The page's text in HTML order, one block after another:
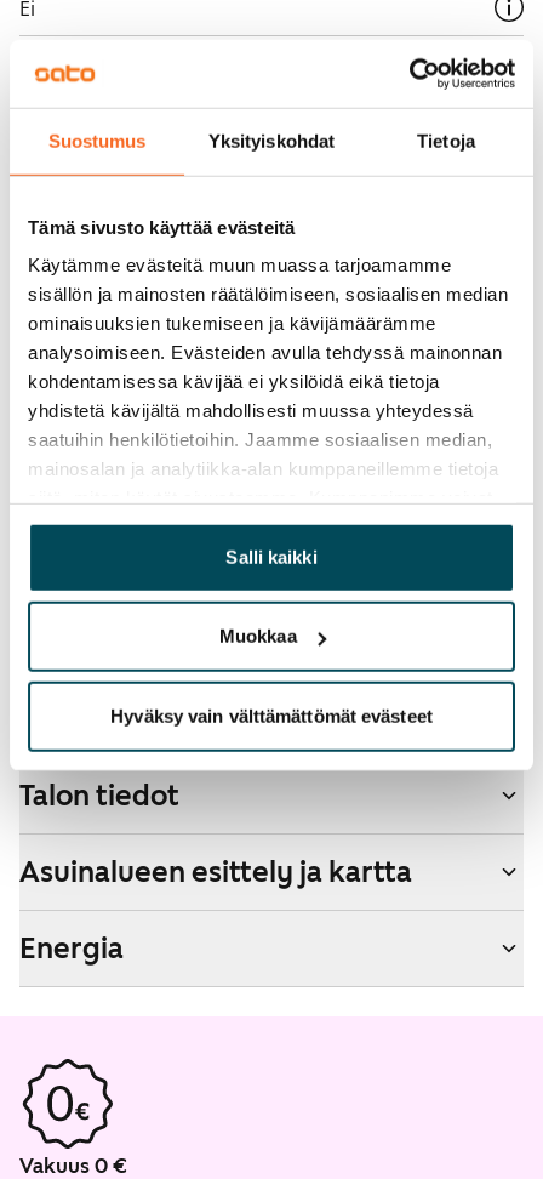
Suostumus Yksityiskohdat Tietoja
Tämä sivusto käyttää evästeitä
Käytämme evästeitä muun muassa tarjoamamme
sisällön ja mainosten räätälöimiseen, sosiaalisen median
ominaisuuksien tukemiseen ja kävijämäärämme
analysoimiseen. Evästeiden avulla tehdyssä mainonnan
kohdentamisessa kävijää ei yksilöidä eikä tietoja
yhdistetä kävijältä mahdollisesti muussa yhteydessä
saatuihin henkilötietoihin. Jaamme sosiaalisen median,
mainosalan ja analytiikka-alan kumppaneillemme tietoja
yhdistää näitä tietoja muihin tietoihin, joita olet antanut
heille tai joita on kerätty, kun olet käyttänyt heidän
palvelujaan.
Salli kaikki
Muokkaa
Hyväksy vain välttämättömät evästeet
Ei
Vuokra
Vuokravakuus
0 €, (yrityksille min. 1 kk vuokra)
Pakollinen, ei sisälly vuokraan
Vesimaksu
27 €/hlö/kk
Sähkömaksu
Vuokralainen solmii itse sähkösopimuksen.
Laajakaista
Vuokraan sisältyy 50 M laajakaistaliittymä. Voit hankkia
lisänopeutta etuhintaan ottamalla yhteyttä
Lemmikit sallittu
Savuton talo
Talon tiedot
Asuinalueen esittely ja kartta
Energia
Vakuus 0 €